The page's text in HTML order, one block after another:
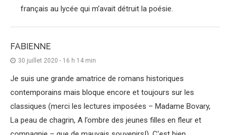
français au lycée qui m’avait détruit la poésie.
FABIENNE
30 juillet 2020 - 16 h 14 min
Je suis une grande amatrice de romans historiques
contemporains mais bloque encore et toujours sur les
classiques (merci les lectures imposées – Madame Bovary,
La peau de chagrin, A l’ombre des jeunes filles en fleur et